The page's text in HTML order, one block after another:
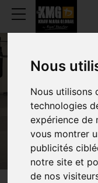
Nous
Nous utilisons
technologies
expérience de
vous montrer
publicités
notre site et
de nos